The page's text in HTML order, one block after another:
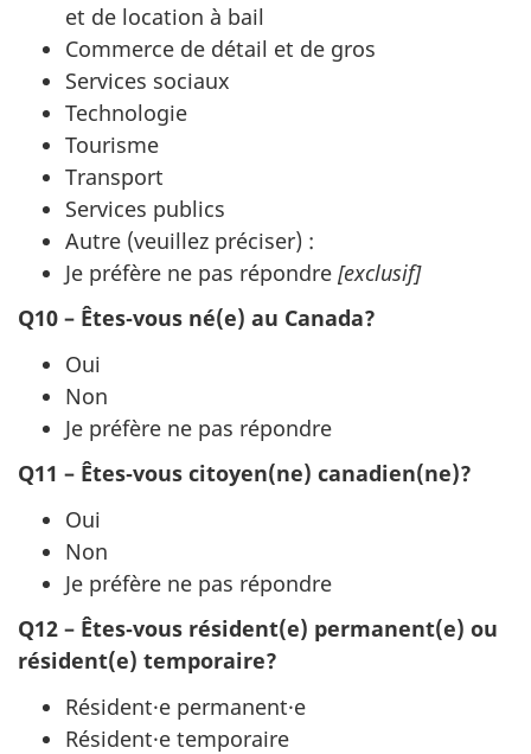
et de location à bail
Commerce de détail et de gros
Services sociaux
Technologie
Tourisme
Transport
Services publics
Autre (veuillez préciser) :
Je préfère ne pas répondre [exclusif]
Q10 – Êtes‑vous né(e) au Canada?
Oui
Non
Je préfère ne pas répondre
Q11 – Êtes‑vous citoyen(ne) canadien(ne)?
Oui
Non
Je préfère ne pas répondre
Q12 – Êtes‑vous résident(e) permanent(e) ou
résident(e) temporaire?
Résident·e permanent·e
Résident·e temporaire